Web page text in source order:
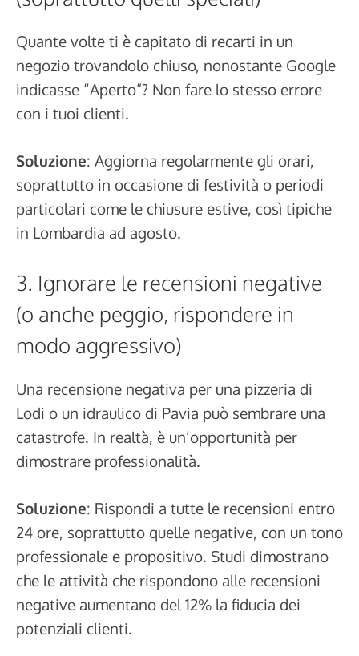
Quante volte ti è capitato di recarti in un
negozio trovandolo chiuso, nonostante Google
indicasse “Aperto”? Non fare lo stesso errore
con i tuoi clienti.
Soluzione: Aggiorna regolarmente gli orari,
soprattutto in occasione di festività o periodi
particolari come le chiusure estive, così tipiche
in Lombardia ad agosto.
3. Ignorare le recensioni negative
(o anche peggio, rispondere in
modo aggressivo)
Una recensione negativa per una pizzeria di
Lodi o un idraulico di Pavia può sembrare una
catastrofe. In realtà, è un’opportunità per
dimostrare professionalità.
Soluzione: Rispondi a tutte le recensioni entro
24 ore, soprattutto quelle negative, con un tono
professionale e propositivo. Studi dimostrano
che le attività che rispondono alle recensioni
negative aumentano del 12% la fiducia dei
potenziali clienti.